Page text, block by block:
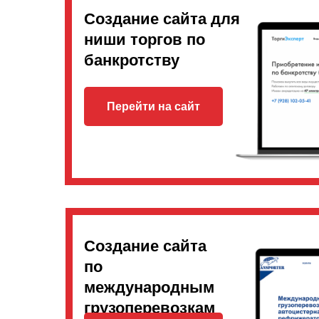
Создание сайта для
ниши торгов по
банкротству
Перейти на сайт
Создание сайта
по
международным
грузоперевозкам